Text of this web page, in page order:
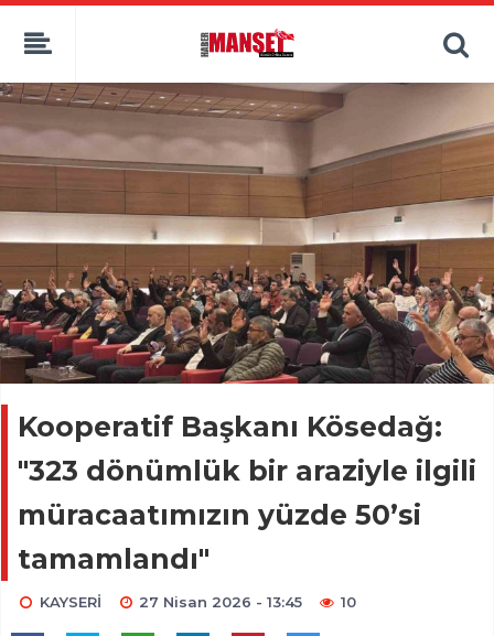
Kooperatif Başkanı Kösedağ:
"323 dönümlük bir araziyle ilgili
müracaatımızın yüzde 50’si
tamamlandı"
KAYSERİ 27 Nisan 2026 - 13:45 10